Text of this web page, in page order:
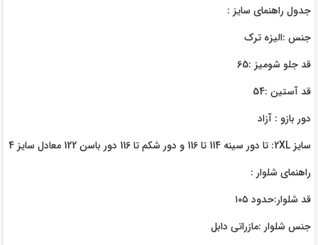
جدول راهنمای سایز :
جنس :الیزه ترک
قد جلو شومیز :65
قد آستین :54
دور بازو : آزاد
سایز 2XL: تا دور سینه 114 تا 116 و دور شکم تا 116 دور باسن 122 معادل سایز 4
راهنمای شلوار :
قد شلوار:حدود ۱۰۵
جنس شلوار :مازراتی دابل